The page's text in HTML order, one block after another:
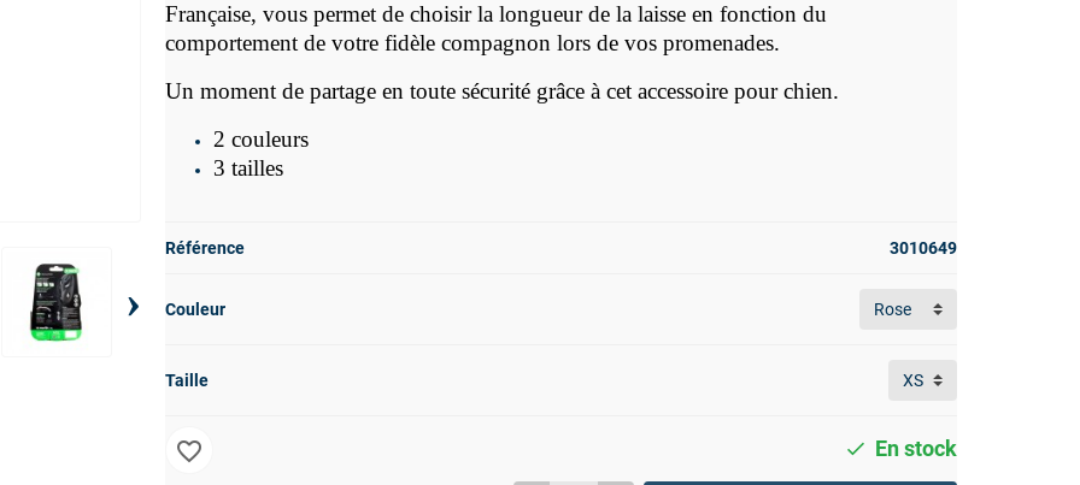
›
Française, vous permet de choisir la longueur de la laisse en fonction du
comportementde votre fidèle compagnon lors de vos promenades.
Un moment de partage en toute sécurité grâce à cet accessoire pour chien.
2 couleurs
3 tailles
Référence 3010649
Couleur
Taille
En stock
favorite_border